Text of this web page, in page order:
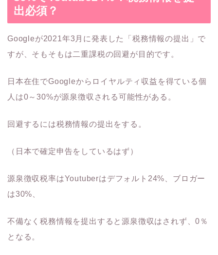
出必須？
Googleが2021年3月に発表した「税務情報の提出」で
すが、そもそもは二重課税の回避が目的です。
日本在住でGoogleからロイヤルティ収益を得ている個
人は0～30%が源泉徴収される可能性がある。
回避するには税務情報の提出をする。
（日本で確定申告をしているはず）
源泉徴収税率はYoutuberはデフォルト24%、ブロガー
は30%、
不備なく税務情報を提出すると源泉徴収はされず、0％
となる。